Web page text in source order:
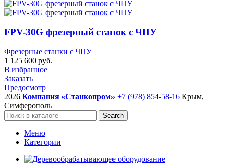
FPV-30G фрезерный станок с ЧПУ
Фрезерные станки с ЧПУ
1 125 600 руб.
В избранное
Заказать
Предосмотр
2026 Компания «Станкопром» +7 (978) 854-58-16 Крым,
Симферополь
Search
Меню
Категории